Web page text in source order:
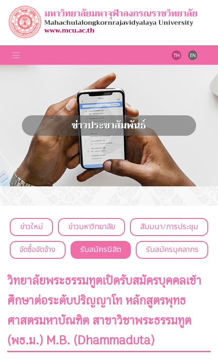
ข่าวประชาสัมพันธ์
ข่าวใหม่ ข่าวมหาวิทยาลัย
สัมมนา/การประชุม
จัดซื้อจัดจ้าง
รับสมัครนิสิต รับสมัครบุคลากร
วิทยาลัยพระธรรมทูตเปิดรับสมัครบุคคลเข้า
ศึกษาต่อระดับปริญญาโท หลักสูตรพุทธ
ศาสตรมหาบัณฑิต สาขาวิชาพระธรรมทูต
(พธ.ม.) M.B. (Dhammaduta)